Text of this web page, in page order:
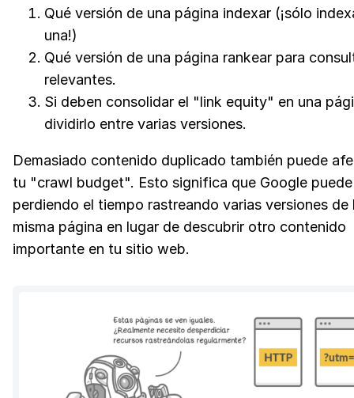
Qué versión de una página indexar (¡sólo
una!)
Qué versión de una página rankear para
relevantes.
Si deben consolidar el "link equity" en una
dividirlo entre varias versiones.
Demasiado contenido duplicado también puede
tu "crawl budget". Esto significa que Google
perdiendo el tiempo rastreando varias versiones de
misma página en lugar de descubrir otro contenido
importante en tu sitio web.